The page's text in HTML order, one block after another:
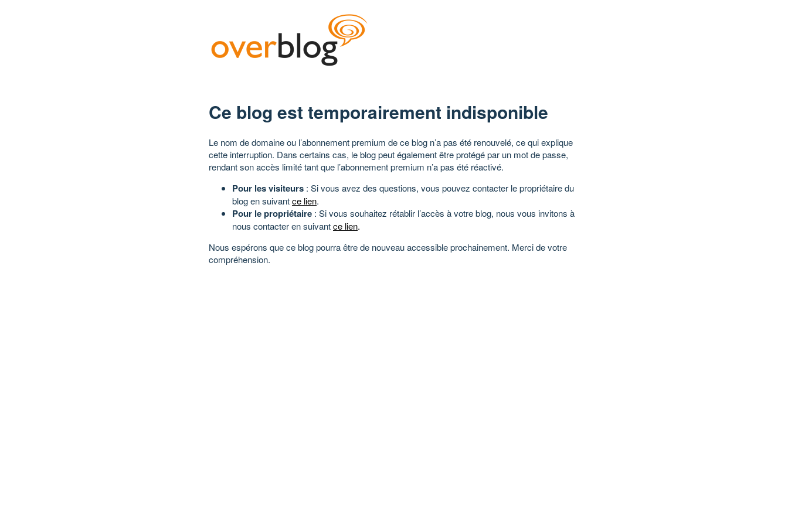
Ce blog est temporairement indisponible
Le nom de domaine ou l’abonnement premium de ce blog n’a pas été renouvelé, ce qui explique
cette interruption. Dans certains cas, le blog peut également être protégé par un mot de passe,
rendant son accès limité tant que l’abonnement premium n’a pas été réactivé.
Pour les visiteurs : Si vous avez des questions, vous pouvez contacter le propriétaire du
blog en suivantce lien.
Pour le propriétaire : Si vous souhaitez rétablir l’accès à votre blog, nous vous invitons à
nous contacter en suivantce lien.
Nous espérons que ce blog pourra être de nouveau accessible prochainement. Merci de votre
compréhension.